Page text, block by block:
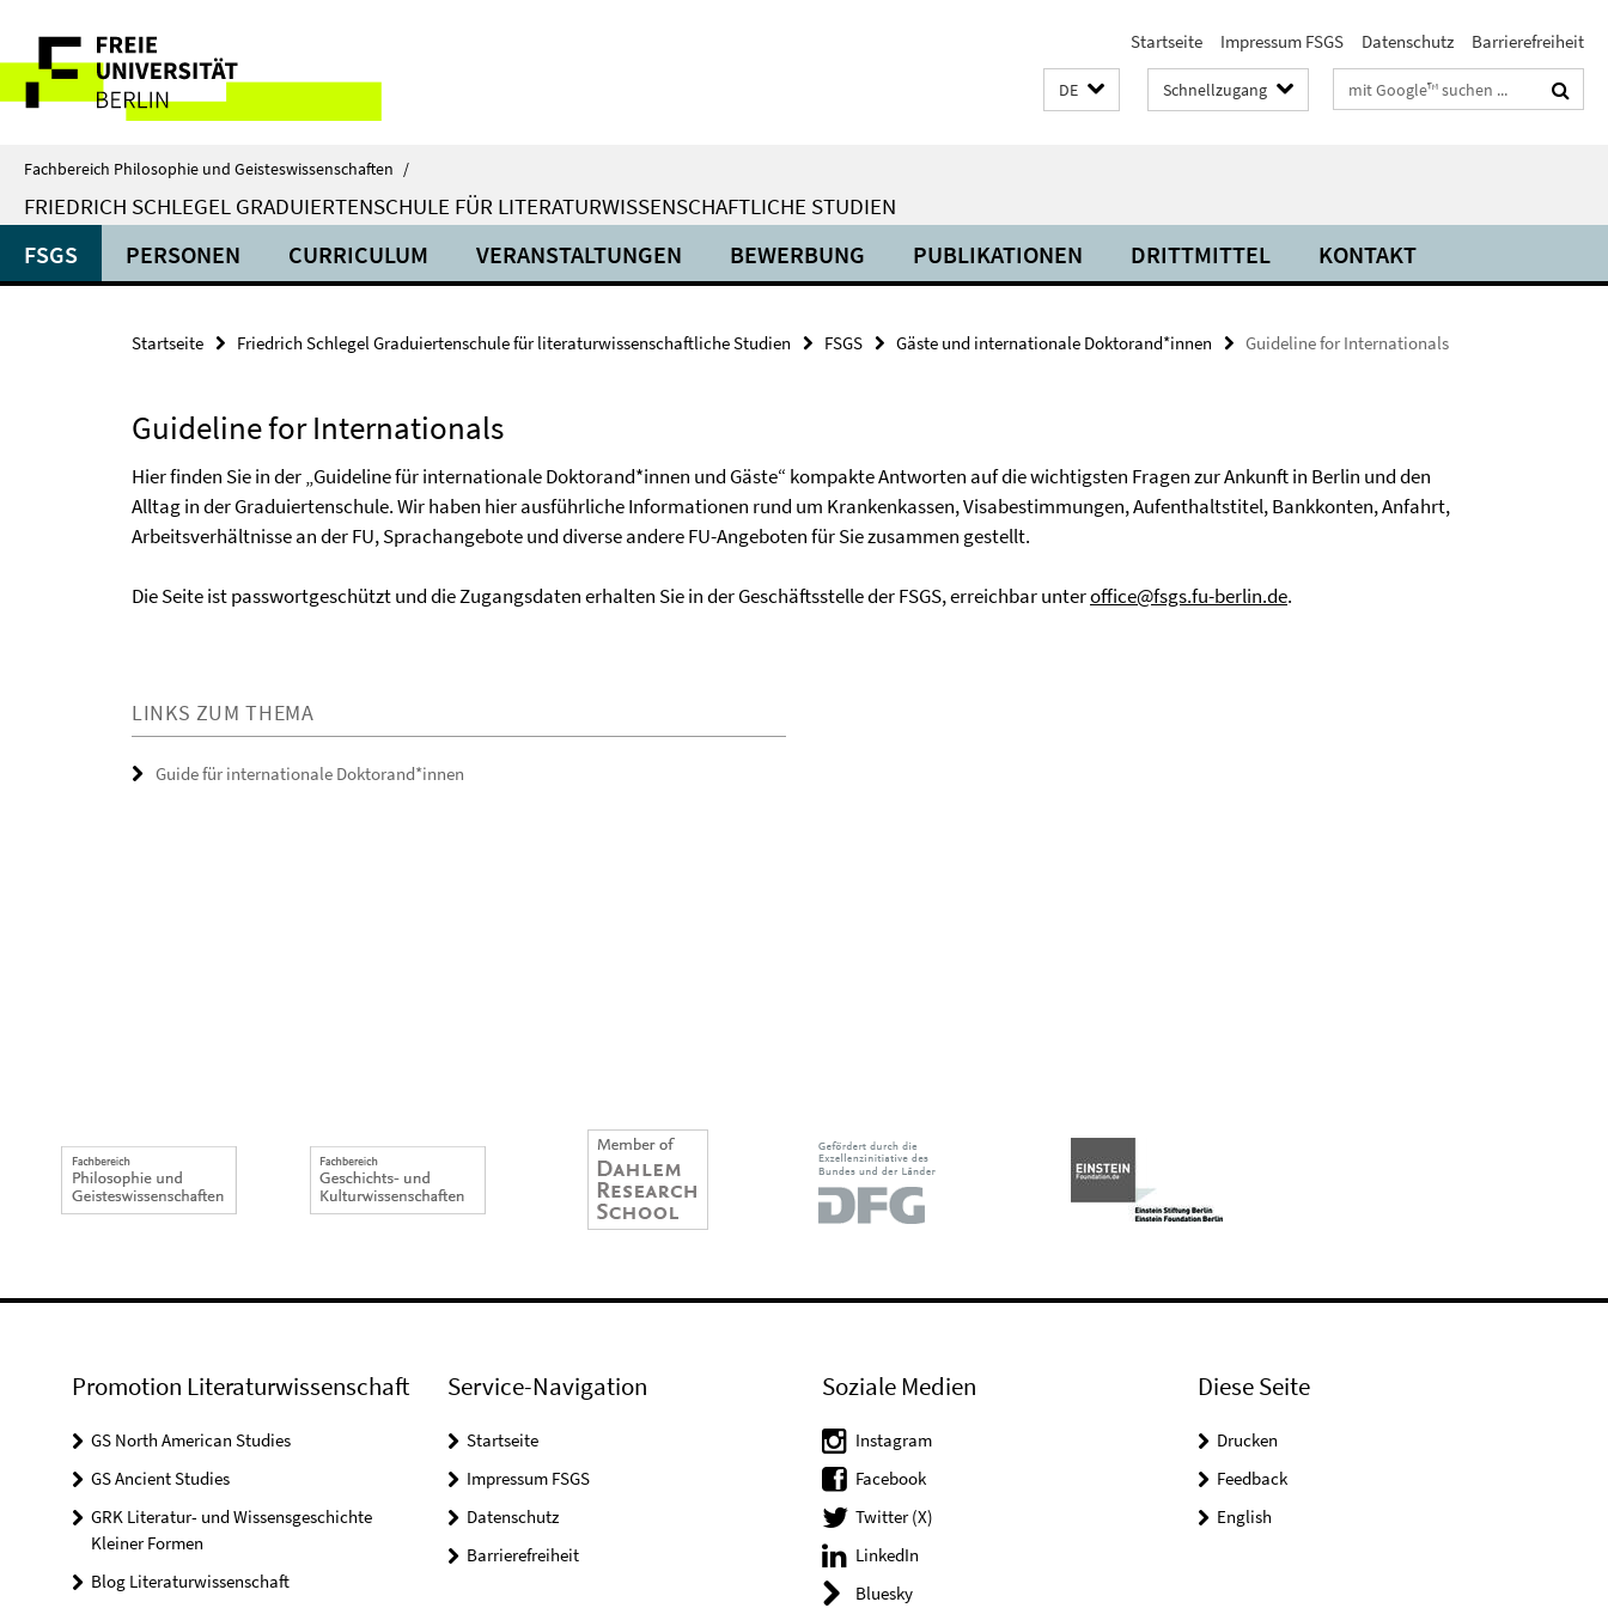
direkt
Inhalt
Service-
Navigation
Startseite Impressum FSGS Datenschutz Barrierefreiheit
DE Schnellzugang Suchbegriffe
Fachbereich Philosophie und Geisteswissenschaften /
FRIEDRICH SCHLEGEL GRADUIERTENSCHULE FÜR LITERATURWISSENSCHAFTLICHE STUDIEN
FSGS PERSONEN CURRICULUM VERANSTALTUNGEN BEWERBUNG PUBLIKATIONEN DRITTMITTEL KONTAKT
Startseite Friedrich Schlegel Graduiertenschule für literaturwissenschaftliche Studien FSGS Gäste und internationale Doktorand*innen Guideline for Internationals
Guideline for Internationals
Hier finden Sie in der „Guideline für internationale Doktorand*innen und Gäste“ kompakte Antworten auf die wichtigsten Fragen zur Ankunft in Berlin und den
Alltag in der Graduiertenschule. Wir haben hier ausführliche Informationen rund um Krankenkassen, Visabestimmungen, Aufenthaltstitel, Bankkonten, Anfahrt,
Arbeitsverhältnisse an der FU, Sprachangebote und diverse andere FU-Angeboten für Sie zusammen gestellt.
Die Seite ist passwortgeschützt und die Zugangsdaten erhalten Sie in der Geschäftsstelle der FSGS, erreichbar unteroffice@fsgs.fu-berlin.de.
LINKS ZUM THEMA
Guide für internationale Doktorand*innen
Promotion Literaturwissenschaft
GS North American Studies
GS Ancient Studies
GRK Literatur- und Wissensgeschichte
Kleiner Formen
Blog Literaturwissenschaft
Service-Navigation
Startseite
Impressum FSGS
Datenschutz
Barrierefreiheit
Soziale Medien
Instagram
Facebook
Twitter (X)
LinkedIn
Bluesky
Diese Seite
Drucken
Feedback
English